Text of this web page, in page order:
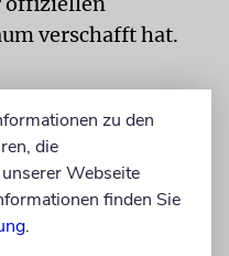
verschafft hat.
wir zur Anekdote
Vater schrieb,
erinnerte
allein Verfolgung,
zu den
die
Webseite
finden Sie
.